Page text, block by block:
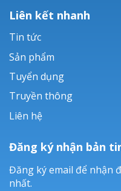
Liên kết nhanh
Tin tức
Sản phẩm
Tuyển dụng
Truyền thông
Liên hệ
Đăng ký nhận bản
Đăng ký email để nhận
nhất.